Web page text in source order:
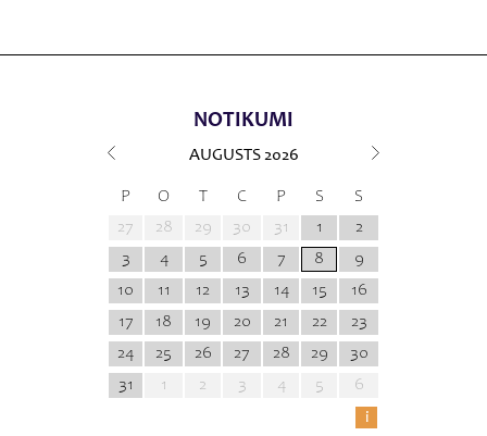
NOTIKUMI
AUGUSTS 2026
P O T C P S
S
27
28 29 30 31 1
2
3
4 5 6 7 8
9
10
11 12 13 14 15
16
17
18 19 20 21 22
23
24
25 26 27 28 29
30
31
1 2 3 4 5
6
i